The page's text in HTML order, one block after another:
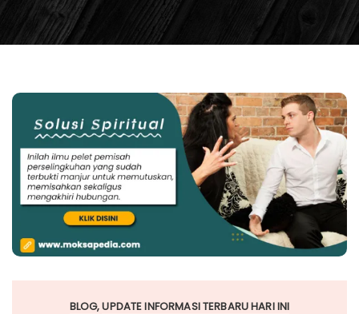
BLOG UPDATE INFORMASI TERBARU HARI INI